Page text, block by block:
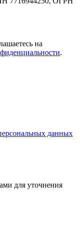
на
.
данных
для уточнения